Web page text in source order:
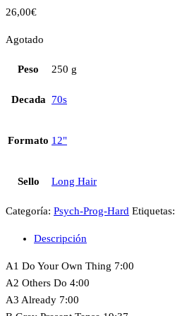
26,00€
Agotado
Peso 250 g
Decada 70s
Formato 12"
Sello Long Hair
Categoría: Psych-Prog-Hard Etiquetas:
Descripción
A1 Do Your Own Thing 7:00
A2 Others Do 4:00
A3 Already 7:00